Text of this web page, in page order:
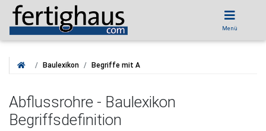
Menü
Baulexikon Begriffe mit A
Abflussrohre - Baulexikon
Begriffsdefinition